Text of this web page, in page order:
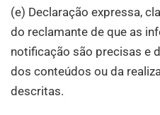
(e) Declaração expressa,
do reclamante de que as
notificação são precisas e
dos conteúdos ou da
descritas.